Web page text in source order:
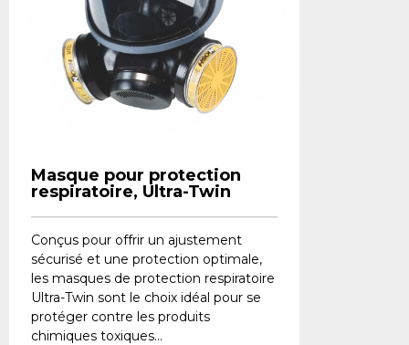
Masque pour protection
respiratoire, Ultra-Twin
Conçus pour offrir un ajustement
sécurisé et une protection optimale,
les masques de protection respiratoire
Ultra-Twin sont le choix idéal pour se
protéger contre les produits
chimiques toxiques...